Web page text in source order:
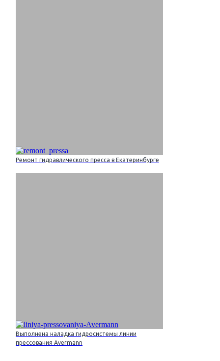
Ремонт гидравлического пресса в Екатеринбурге
Выполнена наладка гидросистемы линии
прессования Avermann